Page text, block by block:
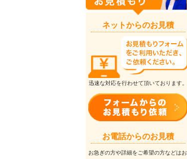
ネットからのお見積
迅速な対応を行わせて頂いております。
お電話からのお見積
お急ぎの方や詳細をご希望の方などはお